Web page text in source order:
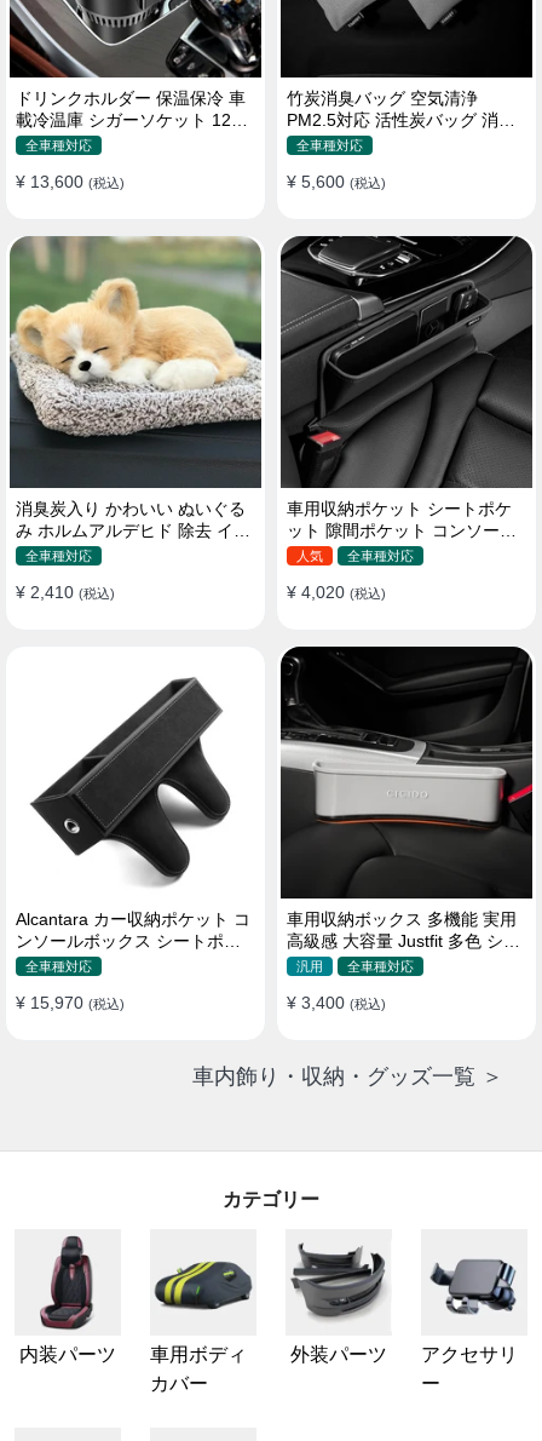
ドリンクホルダー 保温保冷 車
載冷温庫 シガーソケット 12V
車用 車中泊
全車種対応
¥ 13,600 (税込)
竹炭消臭バッグ 空気清浄
PM2.5対応 活性炭バッグ 消臭
車用 デオドラント 繰り返し使
全車種対応
¥ 5,600 (税込)
消臭炭入り かわいい ぬいぐる
み ホルムアルデヒド 除去 イン
テリア 贈り物
全車種対応
¥ 2,410 (税込)
車用収納ポケット シートポケ
ット 隙間ポケット コンソール
ボックス カー用品
人気 全車種対応
¥ 4,020 (税込)
Alcantara カー収納ポケット コ
ンソールボックス シートポケ
ット 隙間ポケットセット
全車種対応
¥ 15,970 (税込)
車用収納ボックス 多機能 実用
高級感 大容量 Justfit 多色 シー
トポケット ギャップ 隙間収納
汎用 全車種対応
¥ 3,400 (税込)
車内飾り・収納・グッズ一覧 ＞
カテゴリー
内装パーツ
車用ボディ
カバー
外装パーツ
アクセサリ
ー